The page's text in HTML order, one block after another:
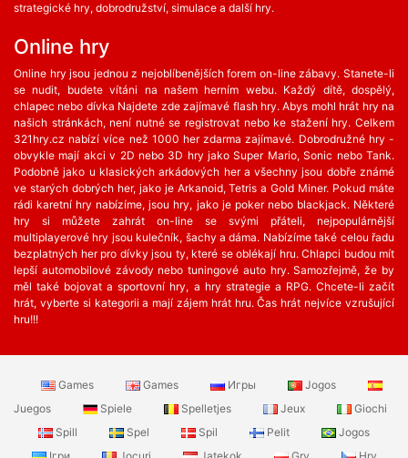
strategické hry, dobrodružství, simulace a další hry.
Online hry
Online hry jsou jednou z nejoblíbenějších forem on-line zábavy. Stanete-li
se nudit, budete vítáni na našem herním webu. Každý dítě, dospělý,
chlapec nebo dívka Najdete zde zajímavé flash hry. Abys mohl hrát hry na
našich stránkách, není nutné se registrovat nebo ke stažení hry. Celkem
321hry.cz nabízí více než 1000 her zdarma zajímavé. Dobrodružné hry -
obvykle mají akci v 2D nebo 3D hry jako Super Mario, Sonic nebo Tank.
Podobně jako u klasických arkádových her a všechny jsou dobře známé
ve starých dobrých her, jako je Arkanoid, Tetris a Gold Miner. Pokud máte
rádi karetní hry nabízíme, jsou hry, jako je poker nebo blackjack. Některé
hry si můžete zahrát on-line se svými přáteli, nejpopulárnější
multiplayerové hry jsou kulečník, šachy a dáma. Nabízíme také celou řadu
bezplatných her ​​pro dívky jsou ty, které se oblékají hru. Chlapci budou mít
lepší automobilové závody nebo tuningové auto hry. Samozřejmě, že by
měl také bojovat a sportovní hry, a hry strategie a RPG. Chcete-li začít
hrát, vyberte si kategorii a mají zájem hrát hru. Čas hrát nejvíce vzrušující
hru!!!
Games Games Игры
Jogos
Juegos
Spiele Spelletjes Jeux
Giochi
Spill
Spel Spil Pelit
Jogos